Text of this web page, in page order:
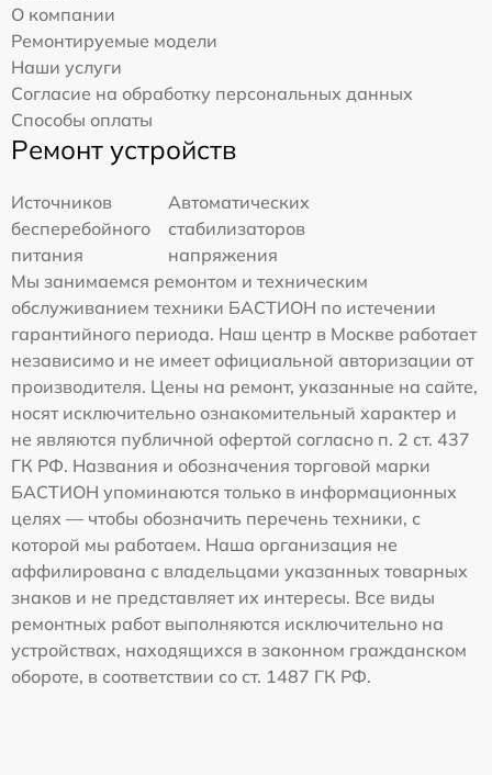
О компании
Ремонтируемые модели
Наши услуги
Согласие на обработку персональных данных
Способы оплаты
Ремонт устройств
Источников
бесперебойного
питания
Автоматических
стабилизаторов
напряжения
Мы занимаемся ремонтом и техническим
обслуживанием техники БАСТИОН по истечении
гарантийного периода. Наш центр в Москве работает
независимо и не имеет официальной авторизации от
производителя. Цены на ремонт, указанные на сайте,
носят исключительно ознакомительный характер и
не являются публичной офертой согласно п. 2 ст. 437
ГК РФ. Названия и обозначения торговой марки
БАСТИОН упоминаются только в информационных
целях — чтобы обозначить перечень техники, с
которой мы работаем. Наша организация не
аффилирована с владельцами указанных товарных
знаков и не представляет их интересы. Все виды
ремонтных работ выполняются исключительно на
устройствах, находящихся в законном гражданском
обороте, в соответствии со ст. 1487 ГК РФ.